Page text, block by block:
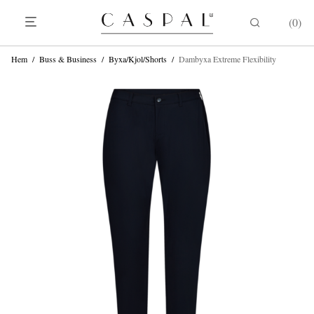
0
Hem / Buss & Business / Byxa/Kjol/Shorts / Dambyxa Extreme Flexibility